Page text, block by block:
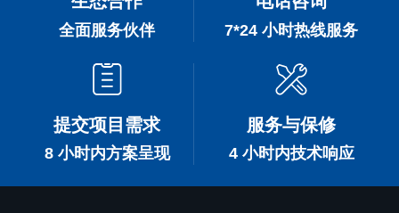
全面服务伙伴 7*24 小时热线服务
提交项目需求
8 小时内方案呈现
服务与保修
4 小时内技术响应